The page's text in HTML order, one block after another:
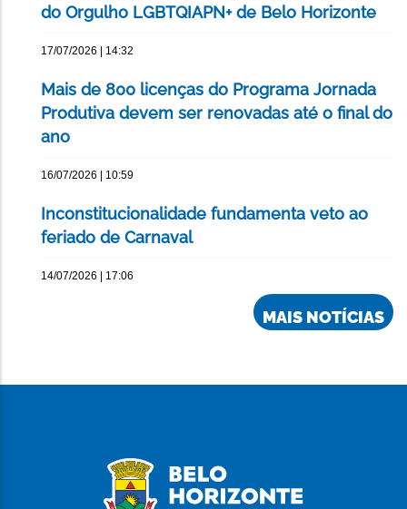
do Orgulho LGBTQIAPN+ de Belo Horizonte
17/07/2026 | 14:32
Mais de 800 licenças do Programa Jornada
Produtiva devem ser renovadas até o final do
ano
16/07/2026 | 10:59
Inconstitucionalidade fundamenta veto ao
feriado de Carnaval
14/07/2026 | 17:06
MAIS NOTÍCIAS